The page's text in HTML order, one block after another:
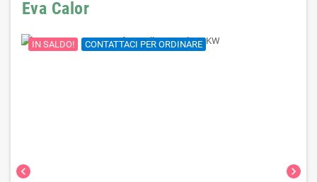
Eva Calor
chevron_left chevron_right
IN SALDO! CONTATTACI PER ORDINARE